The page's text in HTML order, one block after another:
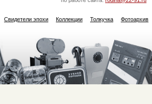
Свидетели эпохи Коллекции Толкучка Фотоархив